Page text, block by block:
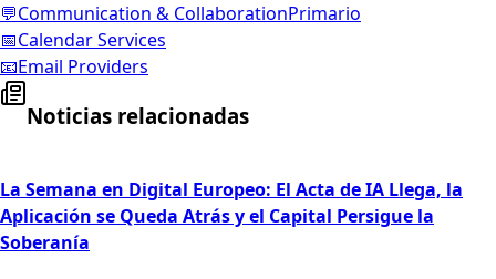
💬Communication & CollaborationPrimario
📅Calendar Services
📧Email Providers
Noticias relacionadas
La Semana en Digital Europeo: El Acta de IA Llega, la
Aplicación se Queda Atrás y el Capital Persigue la
Soberanía